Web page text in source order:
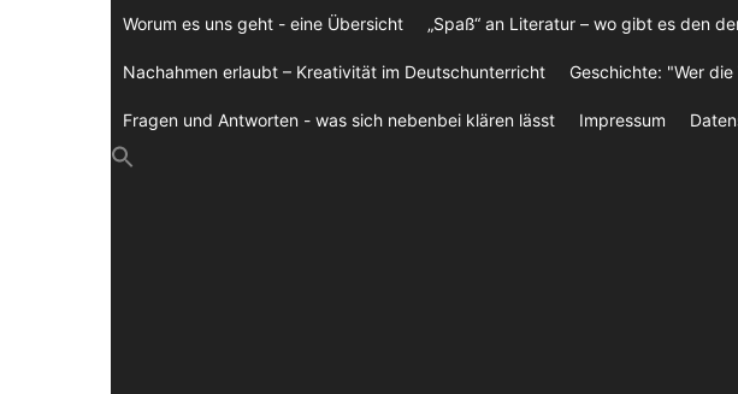
Worum es uns geht - eine Übersicht „Spaß“ an Literatur – wo gibt es den
Nachahmen erlaubt – Kreativität im Deutschunterricht Geschichte: "Wer
Fragen und Antworten - was sich nebenbei klären lässt Impressum